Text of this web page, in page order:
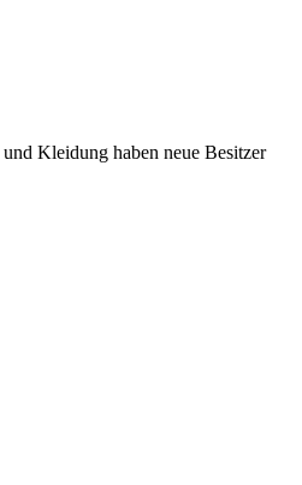
Kleidung haben neue Besitzer
über die